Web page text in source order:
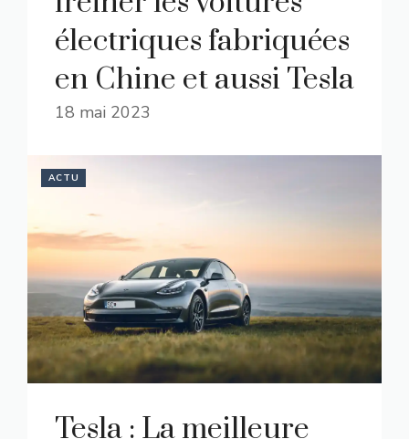
électriques fabriquées
en Chine et aussi Tesla
18 mai 2023
ACTU
Tesla : La meilleure